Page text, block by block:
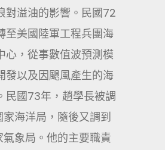
對溢油的影響。民國72
至美國陸軍工程兵團海
心，從事數值波預測模
發以及因颶風產生的海
民國73年，趙學長被調
家海洋局，隨後又調到
氣象局。他的主要職責